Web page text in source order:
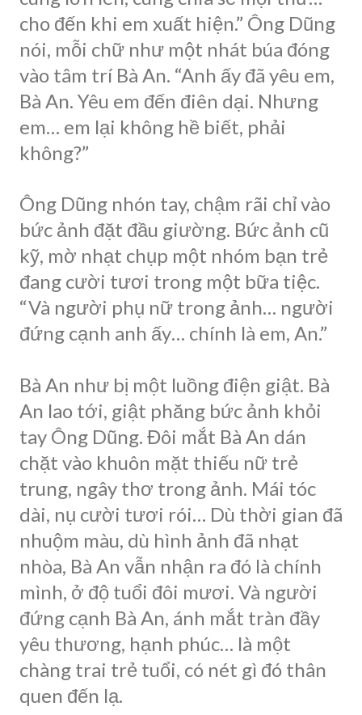
cho đến khi em xuất hiện.” Ông Dũng
nói, mỗi chữ như một nhát búa đóng
vào tâm trí Bà An. “Anh ấy đã yêu em,
Bà An. Yêu em đến điên dại. Nhưng
em… em lại không hề biết, phải
không?”
Ông Dũng nhón tay, chậm rãi chỉ vào
bức ảnh đặt đầu giường. Bức ảnh cũ
kỹ, mờ nhạt chụp một nhóm bạn trẻ
đang cười tươi trong một bữa tiệc.
“Và người phụ nữ trong ảnh… người
đứng cạnh anh ấy… chính là em, An.”
Bà An như bị một luồng điện giật. Bà
An lao tới, giật phăng bức ảnh khỏi
tay Ông Dũng. Đôi mắt Bà An dán
chặt vào khuôn mặt thiếu nữ trẻ
trung, ngây thơ trong ảnh. Mái tóc
dài, nụ cười tươi rói… Dù thời gian đã
nhuộm màu, dù hình ảnh đã nhạt
nhòa, Bà An vẫn nhận ra đó là chính
mình, ở độ tuổi đôi mươi. Và người
đứng cạnh Bà An, ánh mắt tràn đầy
yêu thương, hạnh phúc… là một
chàng trai trẻ tuổi, có nét gì đó thân
quen đến lạ.